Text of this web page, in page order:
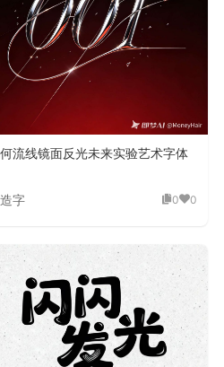
何流线镜面反光未来实验艺术字体
字 0 0